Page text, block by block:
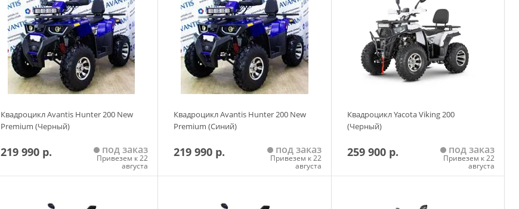
Квадроцикл Avantis Hunter 200 New
Premium (Черный)
219 990 р. под заказ
Привезем к 22
августа
Квадроцикл Avantis Hunter 200 New
Premium (Синий)
219 990 р. под заказ
Привезем к 22
августа
Квадроцикл Yacota Viking 200
(Черный)
259 900 р. под заказ
Привезем к 22
августа